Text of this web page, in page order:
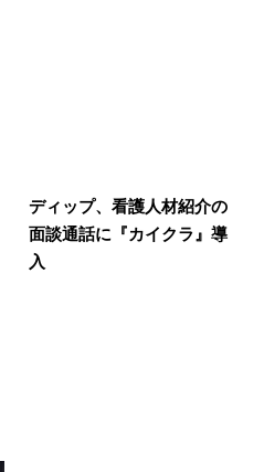
ディップ、看護人材紹介の
面談通話に『カイクラ』導
入